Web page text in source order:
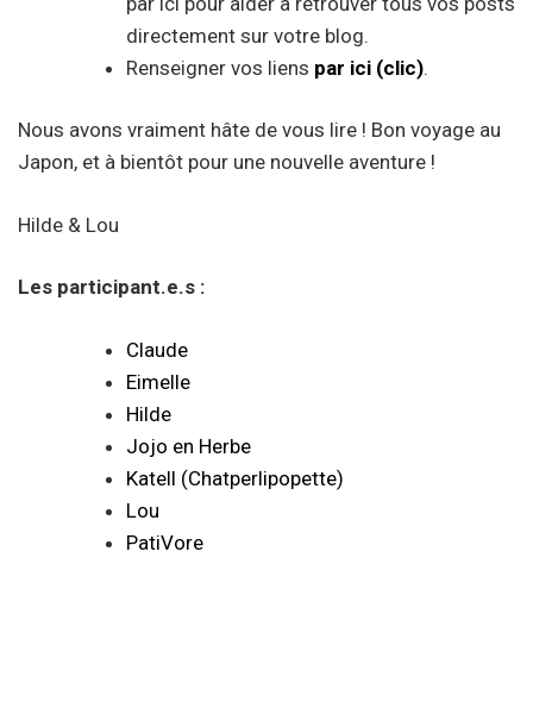
directement sur votre blog.
Renseigner vos liens par ici (clic).
Nous avons vraiment hâte de vous lire ! Bon voyage au
Japon, et à bientôt pour une nouvelle aventure !
Hilde & Lou
Les participant.e.s :
Claude
Eimelle
Hilde
Jojo en Herbe
Katell (Chatperlipopette)
Lou
PatiVore